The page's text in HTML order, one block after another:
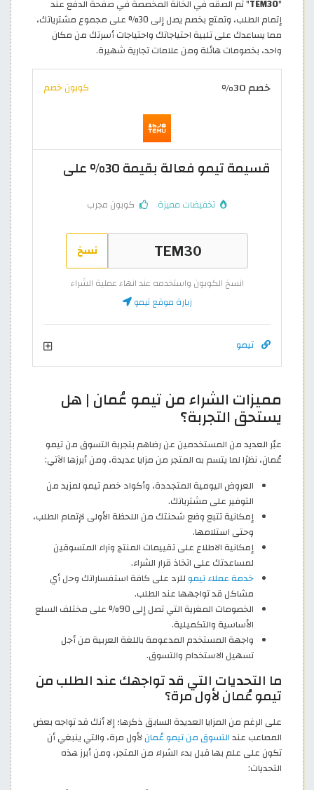
"
TEM30" ثم الْصقه في الخانة المخصصة في صفحة الدفع عند
إتمام الطلب، وتمتع بخصم يصل إلى 30% على مجموع مشترياتك،
مما يساعدك على تلبية احتياجاتك واحتياجات أسرتك من مكان
واحد، بخصومات هائلة ومن علامات تجارية شهيرة.
خصم 30% كوبون خصم
قسيمة تيمو فعالة بقيمة 30% على
تخفيضات مميزة كوبون مجرب
نسخ
انسخ الكوبون واستخدمه عند انهاء عملية الشراء
زيارة موقع تيمو
تيمو
مميزات الشراء من تيمو عُمان | هل
يستحق التجربة؟
عبّر العديد من المستخدمين عن رضاهم بتجربة التسوق من تيمو
عُمان، نظرًا لما يتسم به المتجر من مزايا عديدة، ومن أبرزها الآتي:
العروض اليومية المتجددة، وأكواد خصم تيمو لمزيد من
التوفير على مشترياتك.
إمكانية تتبع وضع شحنتك من اللحظة الأولى لإتمام الطلب،
وحتى استلامها.
إمكانية الاطلاع على تقييمات المنتج وآراء المتسوقين
لمساعدتك على اتخاذ قرار الشراء.
خدمة عملاء تيمو للرد على كافة استفساراتك وحل أي
مشاكل قد تواجهها عند الطلب.
الخصومات المغرية التي تصل إلى 90% على مختلف السلع
الأساسية والتكميلية.
واجهة المستخدم المدعومة باللغة العربية من أجل
تسهيل الاستخدام والتسوق.
ما التحديات التي قد تواجهك عند الطلب من
تيمو عُمان لأول مرة؟
على الرغم من المزايا العديدة السابق ذكرها؛ إلا أنك قد تواجه بعض
المصاعب عندالتسوق من تيمو عُمان لأول مرة، والتي ينبغي أن
تكون على علم بها قبل بدء الشراء من المتجر، ومن أبرز هذه
التحديات: